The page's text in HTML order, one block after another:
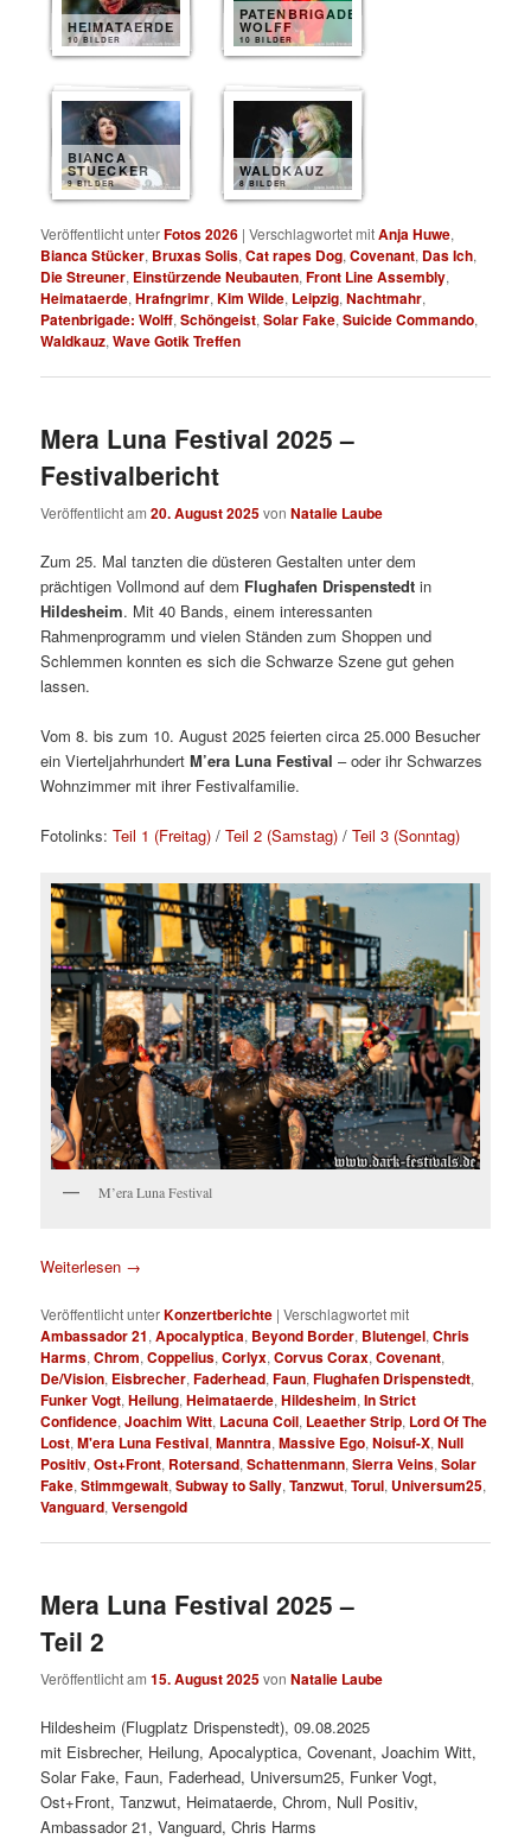
HEIMATAERDE
10 BILDER
PATENBRIGADE
WOLFF
10 BILDER
BIANCA
STUECKER
9 BILDER
WALDKAUZ
8 BILDER
Veröffentlicht unterFotos 2026 |Verschlagwortet mitAnja Huwe,
Bianca Stücker, Bruxas Solis,Cat rapes Dog,Covenant, Das Ich,
Die Streuner, Einstürzende Neubauten,Front Line Assembly,
Heimataerde,Hrafngrimr,Kim Wilde, Leipzig,Nachtmahr,
Patenbrigade: Wolff,Schöngeist,Solar Fake,Suicide Commando,
Waldkauz,Wave Gotik Treffen
Mera Luna Festival 2025 –
Festivalbericht
Veröffentlicht am20. August 2025vonNatalie Laube
Zum 25. Mal tanzten die düsteren Gestalten unter dem
prächtigen Vollmond auf dem Flughafen Drispenstedt in
Hildesheim. Mit 40 Bands, einem interessanten
Rahmenprogramm und vielen Ständen zum Shoppen und
Schlemmen konnten es sich die Schwarze Szene gut gehen
lassen.
Vom 8. bis zum 10. August 2025 feierten circa 25.000 Besucher
ein VierteljahrhundertM’era Luna Festival – oder ihr Schwarzes
Wohnzimmer mit ihrer Festivalfamilie.
Fotolinks:Teil 1 (Freitag) /Teil 2 (Samstag) /Teil 3 (Sonntag)
M’era Luna Festival
Weiterlesen →
Veröffentlicht unterKonzertberichte |Verschlagwortet mit
Ambassador 21,Apocalyptica, Beyond Border, Blutengel,Chris
Harms,Chrom,Coppelius,Corlyx,Corvus Corax,Covenant,
De/Vision, Eisbrecher,Faderhead,Faun,Flughafen Drispenstedt,
Funker Vogt,Heilung,Heimataerde,Hildesheim,In Strict
Confidence,Joachim Witt, Lacuna Coil, Leaether Strip, Lord Of The
Lost,M'era Luna Festival,Manntra,Massive Ego,Noisuf-X,Null
Positiv,Ost+Front, Rotersand,Schattenmann,Sierra Veins,Solar
Fake,Stimmgewalt,Subway to Sally,Tanzwut,Torul, Universum25,
Vanguard,Versengold
Mera Luna Festival 2025 –
Teil 2
Veröffentlicht am15. August 2025vonNatalie Laube
Hildesheim (Flugplatz Drispenstedt), 09.08.2025
mit Eisbrecher, Heilung, Apocalyptica, Covenant, Joachim Witt,
Solar Fake, Faun, Faderhead, Universum25, Funker Vogt,
Ost+Front, Tanzwut, Heimataerde, Chrom, Null Positiv,
Ambassador 21, Vanguard, Chris Harms